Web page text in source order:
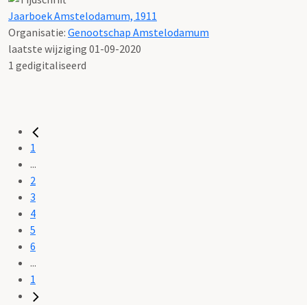
Jaarboek Amstelodamum, 1911
Organisatie: Genootschap Amstelodamum
laatste wijziging 01-09-2020
1 gedigitaliseerd
1
...
2
3
4
5
6
...
1